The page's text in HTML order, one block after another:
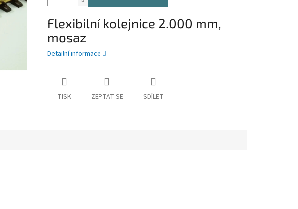
Flexibilní kolejnice 2.000 mm,
mosaz
Detailní informace
TISK ZEPTAT SE SDÍLET